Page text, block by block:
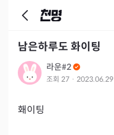
남은하루도 화이팅
라운#2
조회 27 · 2023.06.29
홰이팅